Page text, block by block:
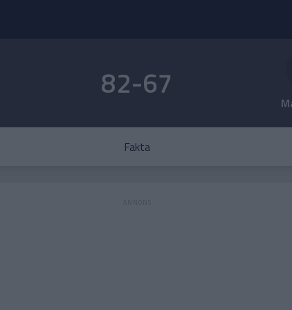
82-67
Fakta